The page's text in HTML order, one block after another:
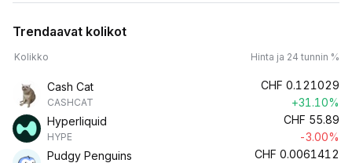
Trendaavat kolikot
Kolikko Hinta ja 24 tunnin %
Cash Cat
CASHCAT
CHF 0.121029
+31.10%
Hyperliquid
HYPE
CHF 55.89
-3.00%
Pudgy Penguins
CHF 0.0061412